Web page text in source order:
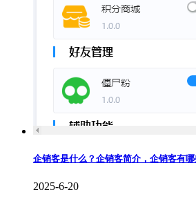
企销客是什么？企销客简介，企销客有哪
2025-6-20